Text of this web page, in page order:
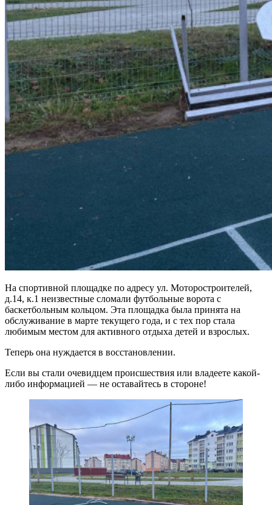
На спортивной площадке по адресу ул. Моторостроителей,
д.14, к.1 неизвестные сломали футбольные ворота с
баскетбольным кольцом. Эта площадка была принята на
обслуживание в марте текущего года, и с тех пор стала
любимым местом для активного отдыха детей и взрослых.
Теперь она нуждается в восстановлении.
Если вы стали очевидцем происшествия или владеете какой-
либо информацией — не оставайтесь в стороне!